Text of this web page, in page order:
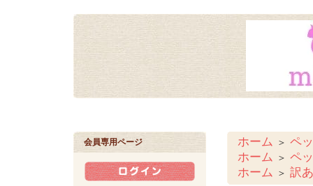
会員専用ページ ホーム ＞ ペ
ホーム ＞ ペ
ホーム ＞ 訳